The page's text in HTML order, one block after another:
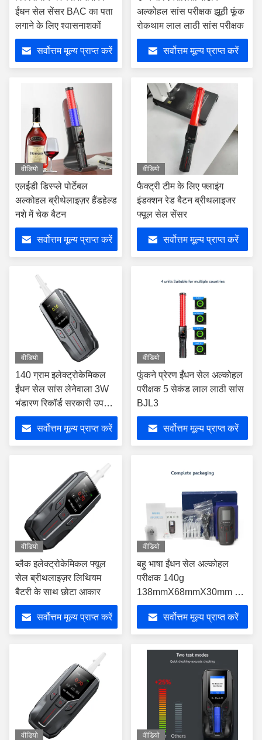
ईंधन सेल सेंसर BAC का पता
लगाने के लिए श्वासनाशकों
सर्वोत्तम मूल्य प्राप्त करें
अल्कोहल सांस परीक्षक झूठी फूंक
रोकथाम लाल लाठी सांस परीक्षक
सर्वोत्तम मूल्य प्राप्त करें
वीडियो
एलईडी डिस्प्ले पोर्टेबल
अल्कोहल ब्रीथेलाइज़र हैंडहेल्ड
नशे में चेक बैटन
सर्वोत्तम मूल्य प्राप्त करें
वीडियो
फैक्ट्री टीम के लिए फ्लाइंग
इंडक्शन रेड बैटन ब्रीथलाइजर
फ्यूल सेल सेंसर
सर्वोत्तम मूल्य प्राप्त करें
वीडियो
140 ग्राम इलेक्ट्रोकेमिकल
ईंधन सेल सांस लेनेवाला 3W
भंडारण रिकॉर्ड सरकारी उपयोग
के लिए
सर्वोत्तम मूल्य प्राप्त करें
वीडियो
फूंकने प्रेरण ईंधन सेल अल्कोहल
परीक्षक 5 सेकंड लाल लाठी सांस
BJL3
सर्वोत्तम मूल्य प्राप्त करें
वीडियो
ब्लैक इलेक्ट्रोकेमिकल फ्यूल
सेल ब्रीथलाइज़र लिथियम
बैटरी के साथ छोटा आकार
सर्वोत्तम मूल्य प्राप्त करें
वीडियो
बहु भाषा ईंधन सेल अल्कोहल
परीक्षक 140g
138mmX68mmX30mm श्री
ब्लैक 3
सर्वोत्तम मूल्य प्राप्त करें
वीडियो वीडियो